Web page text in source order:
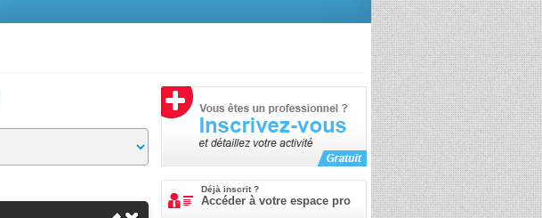
Déjà inscrit ?
Accéder à votre espace pro